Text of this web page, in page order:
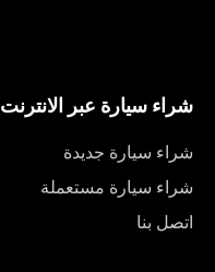
شراء سيارة عبر الانترنت
شراء سيارة جديدة
شراء سيارة مستعملة
اتصل بنا